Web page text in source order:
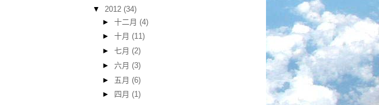
▼ 2012 (34)
► 十二月 (4)
► 十月 (11)
► 七月 (2)
► 六月 (3)
► 五月 (6)
►
四月 (1)